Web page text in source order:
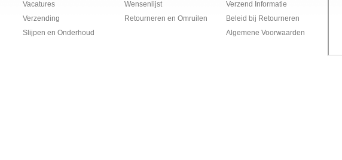
Vacatures
Verzending
Slijpen en Onderhoud
Wensenlijst
Retourneren en Omruilen
Verzend Informatie
Beleid bij Retourneren
Algemene Voorwaarden